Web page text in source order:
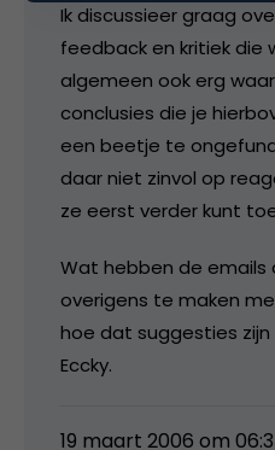
Ik discussieer graag
feedback en kritiek die
algemeen ook erg
conclusies die je
een beetje te
daar niet zinvol op
ze eerst verder kunt
Wat hebben de emails
overigens te maken
hoe dat suggesties
Eccky.
19 maart 2006 om